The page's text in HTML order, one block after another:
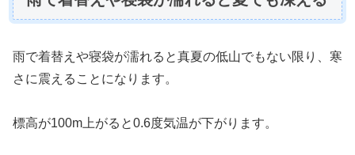
雨で着替えや寝袋が濡れると真夏の低山でもない限り、寒
さに震えることになります。
標高が100m上がると0.6度気温が下がります。